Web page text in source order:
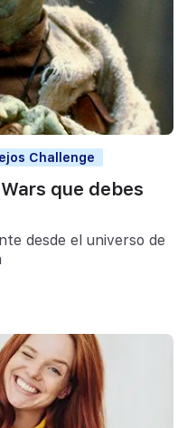
Challenge
que debes
desde el universo de